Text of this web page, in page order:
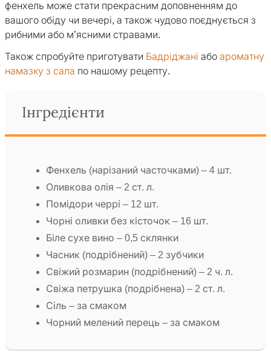
фенхель може стати прекрасним доповненням до
вашого обіду чи вечері, а також чудово поєднується з
рибними або м’ясними стравами.
Також спробуйте приготувати Бадріджані або ароматну
намазку з сала по нашому рецепту.
Інгредієнти
Фенхель (нарізаний часточками) – 4 шт.
Оливкова олія – 2 ст. л.
Помідори черрі – 12 шт.
Чорні оливки без кісточок – 16 шт.
Біле сухе вино – 0,5 склянки
Часник (подрібнений) – 2 зубчики
Свіжий розмарин (подрібнений) – 2 ч. л.
Свіжа петрушка (подрібнена) – 2 ст. л.
Сіль – за смаком
Чорний мелений перець – за смаком